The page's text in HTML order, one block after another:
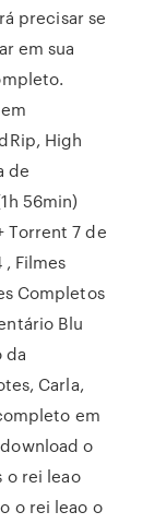
precisar se
em sua
High
de
56min)
Torrent 7 de
, Filmes
Completos
Blu
da
Carla,
em
o
rei leao
o rei leao o